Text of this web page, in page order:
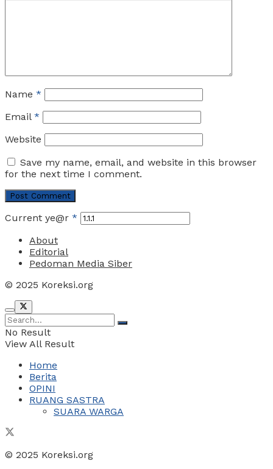
Name *
Email *
Website
Save my name, email, and website in this browser
for the next time I comment.
Current ye@r *
About
Editorial
Pedoman Media Siber
© 2025 Koreksi.org
No Result
View All Result
Home
Berita
OPINI
RUANG SASTRA
SUARA WARGA
© 2025 Koreksi.org